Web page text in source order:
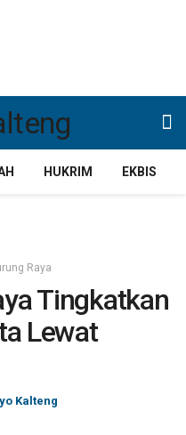
HUKRIM EKBIS
Raya
Tingkatkan
Lewat
Kalteng